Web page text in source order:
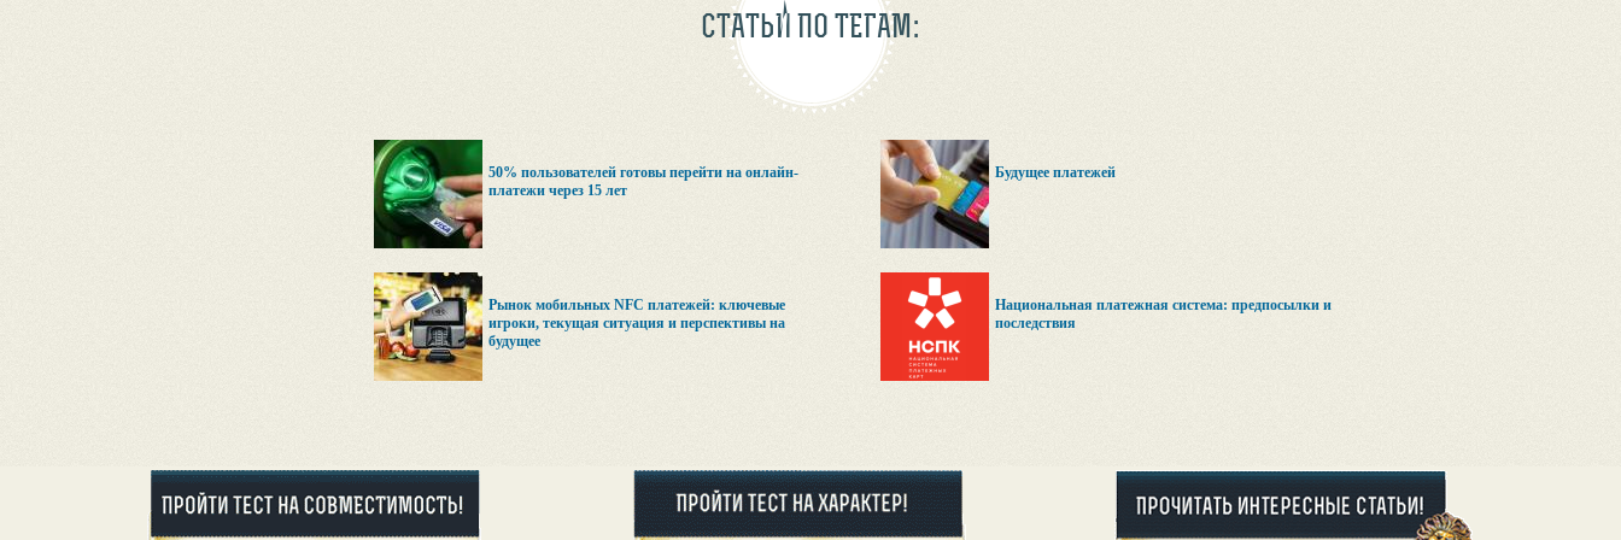
СТАТЬИ ПО ТЕГАМ:
50% пользователей готовы перейти на онлайн-
платежи через 15 лет
Будущее платежей
Рынок мобильных NFC платежей: ключевые
игроки, текущая ситуация и перспективы на
будущее
Национальная платежная система: предпосылки и
последствия